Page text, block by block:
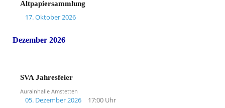
Altpapiersammlung
17. Oktober 2026
Dezember 2026
SVA Jahresfeier
Aurainhalle Amstetten
05. Dezember 2026 17:00 Uhr